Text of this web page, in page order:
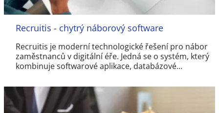
Recruitis - chytrý náborový software
Recruitis je moderní technologické řešení pro nábor
zaměstnanců v digitální éře. Jedná se o systém, který
kombinuje softwarové aplikace, databázové…